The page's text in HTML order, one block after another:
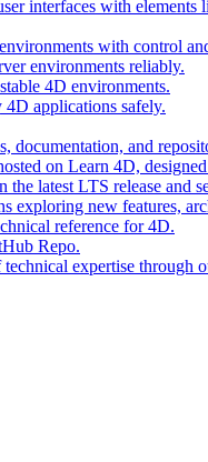
interfaces with
with control
environments reliably.
4D environments.
4D applications safely.
documentation, and
on Learn 4D,
the latest LTS release and
exploring new features,
reference for 4D.
Repo.
expertise through